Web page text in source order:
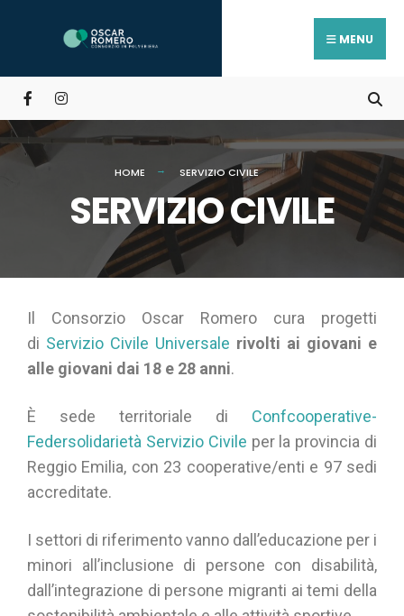
MENU
HOME SERVIZIO CIVILE
SERVIZIO CIVILE
Il Consorzio Oscar Romero cura progetti
di Servizio Civile Universale rivolti ai giovani e
alle giovani dai 18 e 28 anni.
È sede territoriale di Confcooperative-
Federsolidarietà Servizio Civile per la provincia di
Reggio Emilia, con 23 cooperative/enti e 97 sedi
accreditate.
I settori di riferimento vanno dall’educazione per i
minori all’inclusione di persone con disabilità,
dall’integrazione di persone migranti ai temi della